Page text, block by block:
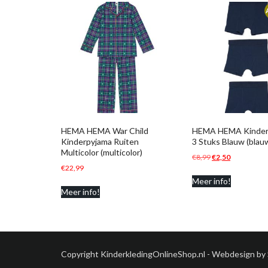
HEMA HEMA War Child
Kinderpyjama Ruiten
Multicolor (multicolor)
€22,99
Meer info!
HEMA HEMA
3 Stuks Blauw
€8,99Oorspronkelijke
was:
€2,50Huidige
Meer info!
Copyright KinderkledingOnlineShop.nl - Webdesign by